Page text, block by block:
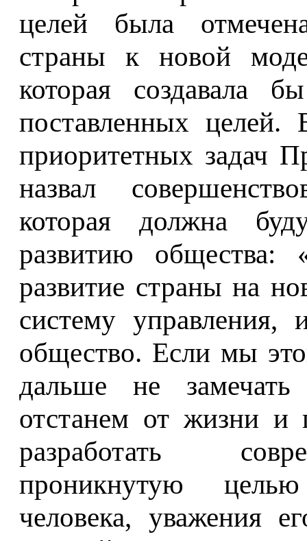
целей была
страны к новой
которая создавала
поставленных целей.
приоритетных задач
назвал
которая должна
развитию общества:
развитие страны на
систему управления,
общество. Если мы
дальше не
отстанем от жизни и
разработать
проникнутую
человека, уважения